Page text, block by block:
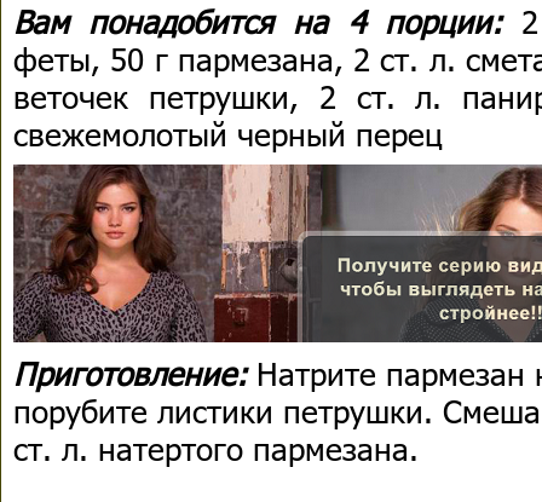
Вам понадобится на 4 порции:
феты, 50 г пармезана, 2 ст. л.
веточек петрушки, 2 ст. л.
свежемолотый черный перец
Приготовление: Натрите
порубите листики петрушки.
ст. л. натертого пармезана.